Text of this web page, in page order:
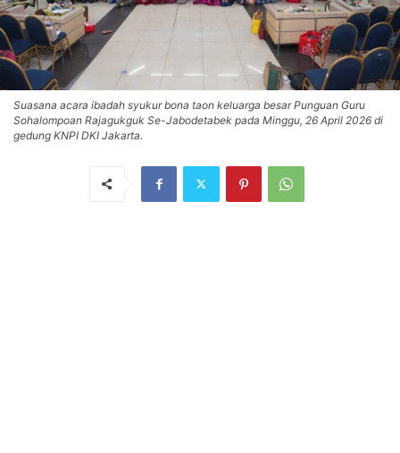
Suasana acara ibadah syukur bona taon keluarga besar Punguan Guru
Sohalompoan Rajagukguk Se-Jabodetabek pada Minggu, 26 April 2026 di
gedung KNPI DKI Jakarta.